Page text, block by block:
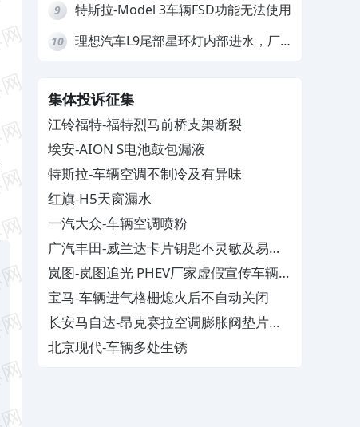
9 特斯拉-Model 3车辆FSD功能无法使用
10
理想汽车L9尾部星环灯内部进水，厂
集体投诉征集
江铃福特-福特烈马前桥支架断裂
埃安-AION S电池鼓包漏液
特斯拉-车辆空调不制冷及有异味
红旗-H5天窗漏水
一汽大众-车辆空调喷粉
广汽丰田-威兰达卡片钥匙不灵敏及易消
磁
岚图-岚图追光 PHEV厂家虚假宣传车辆配
置与功能
宝马-车辆进气格栅熄火后不自动关闭
长安马自达-昂克赛拉空调膨胀阀垫片生
锈
北京现代-车辆多处生锈